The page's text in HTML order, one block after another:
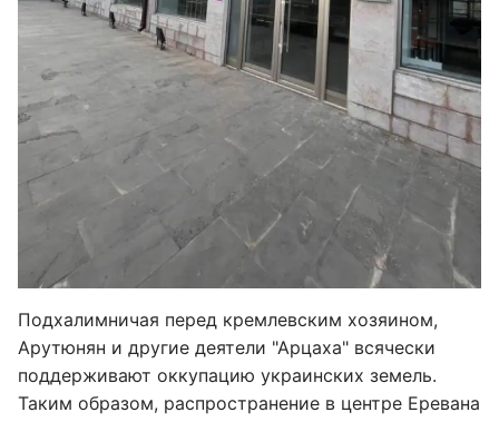
Подхалимничая перед кремлевским хозяином,
Арутюнян и другие деятели "Арцаха" всячески
поддерживают оккупацию украинских земель.
Таким образом, распространение в центре Еревана